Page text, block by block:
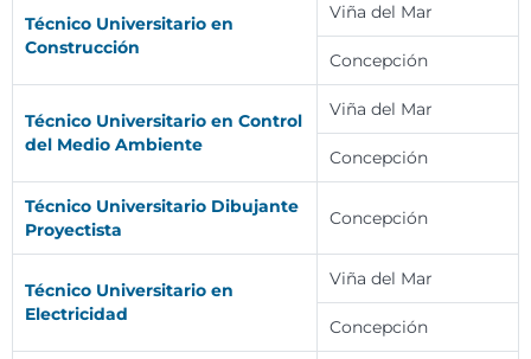
Técnico Universitario en
Construcción
Viña del Mar
Concepción
Técnico Universitario en Control
del Medio Ambiente
Viña del Mar
Concepción
Técnico Universitario Dibujante
Proyectista
Concepción
Técnico Universitario en
Electricidad
Viña del Mar
Concepción